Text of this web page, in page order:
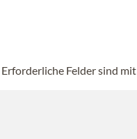
Erforderliche Felder sind mit